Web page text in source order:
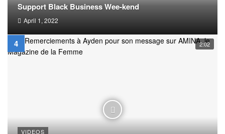
Support Black Business Wee-kend
April 1, 2022
2:02
VIDEOS